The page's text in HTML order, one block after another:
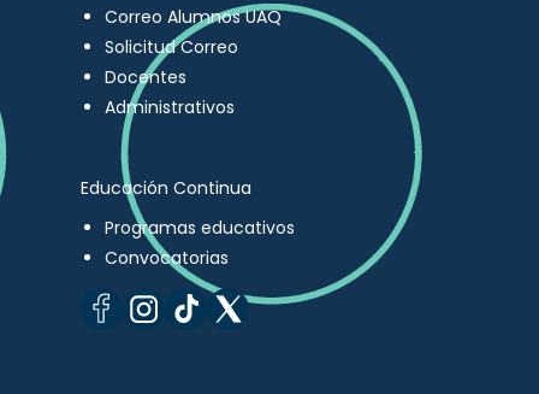
Correo Alumnos UAQ
Solicitud Correo
Docentes
Administrativos
Educación Continua
Programas educativos
Convocatorias